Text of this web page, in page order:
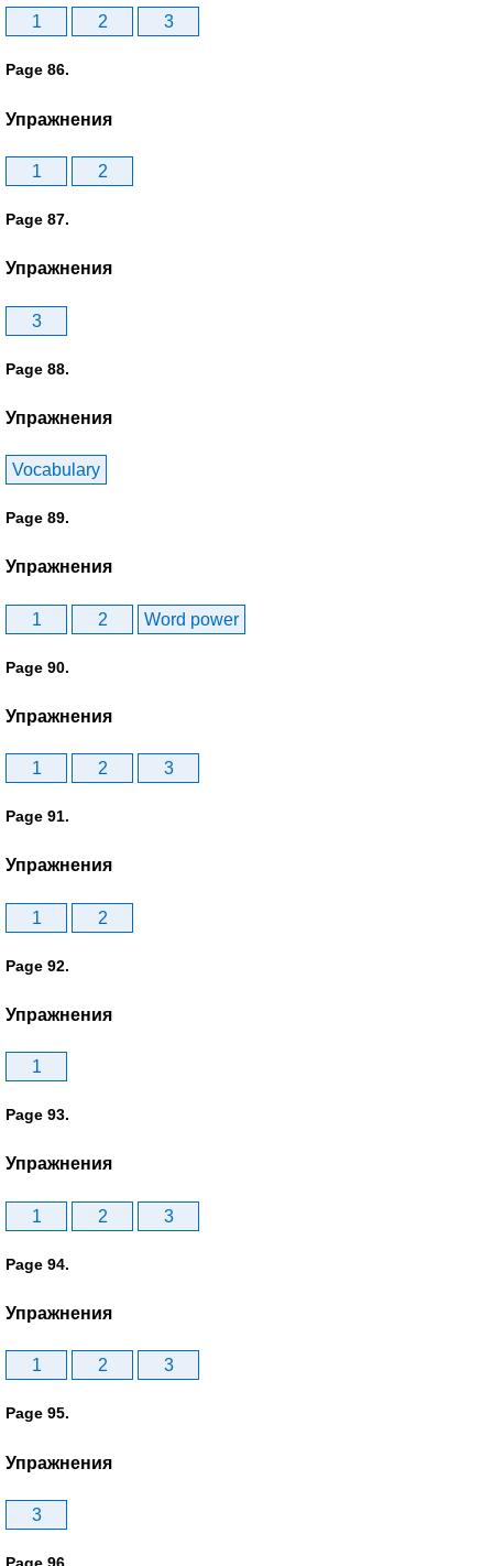
1 2 3
Page 86.
Упражнения
1 2
Page 87.
Упражнения
3
Page 88.
Упражнения
Vocabulary
Page 89.
Упражнения
1 2 Word power
Page 90.
Упражнения
1 2 3
Page 91.
Упражнения
1 2
Page 92.
Упражнения
1
Page 93.
Упражнения
1 2 3
Page 94.
Упражнения
1 2 3
Page 95.
Упражнения
3
Page 96.